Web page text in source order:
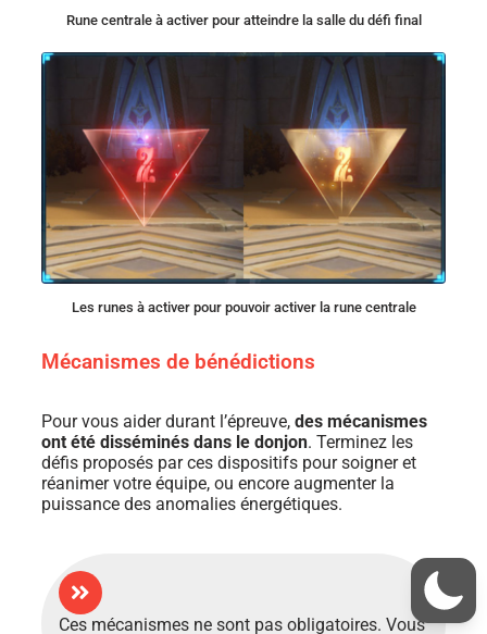
Rune centrale à activer pour atteindre la salle du défi final
Les runes à activer pour pouvoir activer la rune centrale
Mécanismes de bénédictions
Pour vous aider durant l’épreuve, des mécanismes
ont été disséminés dans le donjon. Terminez les
défis proposés parces dispositifs pour soigner et
réanimer votre équipe, ou encore augmenter la
puissance des anomalies énergétiques.
Ces mécanismes ne sont pas obligatoires. Vous